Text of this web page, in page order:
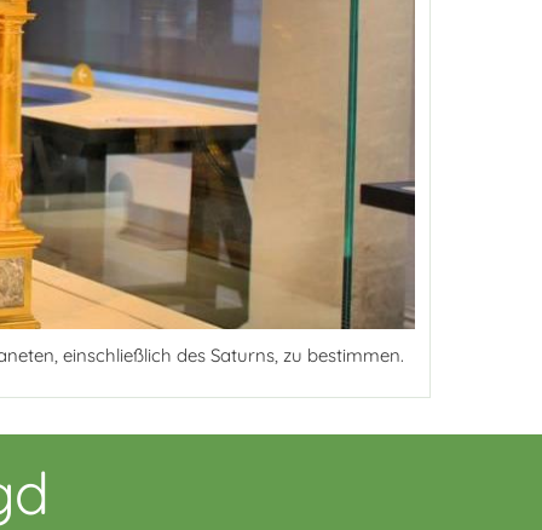
einschließlich des Saturns, zu bestimmen.